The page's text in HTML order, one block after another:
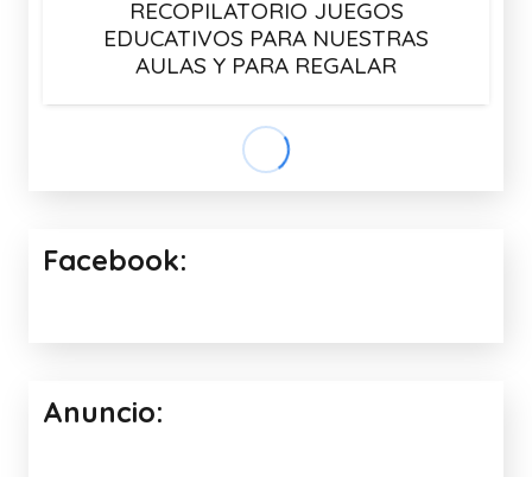
RECOPILATORIO JUEGOS
EDUCATIVOS PARA NUESTRAS
AULAS Y PARA REGALAR
Facebook:
Anuncio: